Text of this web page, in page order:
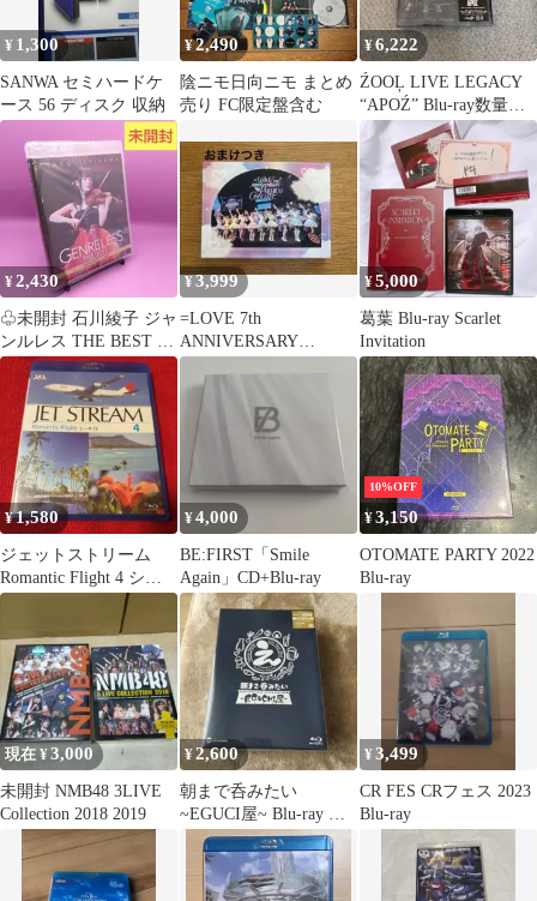
¥ 1,300
SANWA セミハードケ
ース 56 ディスク 収納
¥2,490
陰ニモ日向ニモ まとめ
売り FC限定盤含む
¥6,222
ŹOOĻ LIVE LEGACY
“APOŹ” Blu-ray数量限
定盤 ズール
¥2,430
♧未開封 石川綾子 ジャ
ンルレス THE BEST コ
ンサートツアー
¥3,999
=LOVE 7th
ANNIVERSARY
PREMIUM CONCERT
¥5,000
葛葉 Blu-ray Scarlet
Invitation
¥1,580
ジェットストリーム
Romantic Flight 4 シー
サイド ブルーレイ
¥4,000
BE:FIRST「Smile
Again」CD+Blu-ray
10%OFF
¥3,150
OTOMATE PARTY 2022
Blu-ray
現在 ¥3,000
未開封 NMB48 3LIVE
Collection 2018 2019
¥2,600
朝まで呑みたい
~EGUCI屋~ Blu-ray エ
プロン付き
¥3,499
CR FES CRフェス 2023
Blu-ray